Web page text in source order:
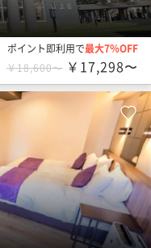
ポイント即利用で最大7％OFF
￥18,600〜 ￥17,298〜